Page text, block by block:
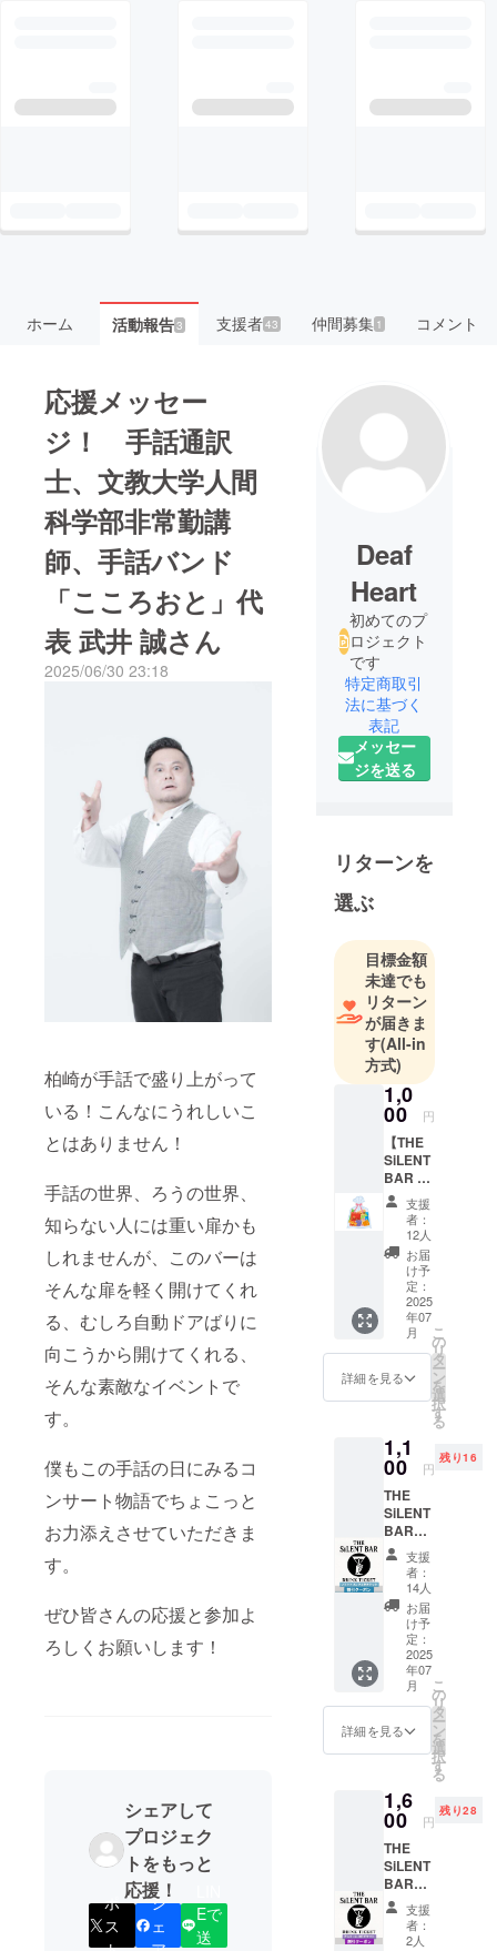
ホーム 活動報告3 支援者43 仲間募集 1 コメント
応援メッセー
ジ！ 手話通訳
士、文教大学人間
科学部非常勤講
師、手話バンド
「こころおと」代
表 武井 誠さん
2025/06/30 23:18
柏崎が手話で盛り上がって
いる！こんなにうれしいこ
とはありません！
手話の世界、ろうの世界、
知らない人には重い扉かも
しれませんが、このバーは
そんな扉を軽く開けてくれ
る、むしろ自動ドアばりに
向こうから開けてくれる、
そんな素敵なイベントで
す。
僕もこの手話の日にみるコ
ンサート物語でちょこっと
お力添えさせていただきま
す。
ぜひ皆さんの応援と参加よ
ろしくお願いします！
シェアして
プロジェク
トをもっと
応援！
ポ
ス
シ
ェ
Eで
送
Deaf
Heart
初めてのプ
ロジェクト
です
特定商取引
法に基づく
表記
メッセー
ジを送る
リターンを
選ぶ
目標金額
未達でも
リターン
が届きま
す(All-in
方式)
1,0
00 円
【THE
SiLENT
BAR で
子供た
ちに駄
菓子を
あげら
れる
券】 こ
のプラ
ンはた
だ、サ
イレン
トバー
にきた
子供た
菓子を
上げる
ことが
できる
チケッ
トで
す。愛
情のこ
もった
リター
ンにな
りま
す。 ・
あげる
子供た
ちは中
学生以
駄菓子
は内容
は
THESiL
ENT
BARス
タッフ
に一任
して頂
支援
者：
12人
お届
け予
定：
2025
年07
月
詳細を見る
こ
の
リ
タ
ー
ン
を
選
択
す
る
1,1
00 円
残り16
THE
SiLENT
BAR
ソフト
ドリン
ク3杯チ
ケッ
ト 割
引クー
ポン
【ソフ
トドリ
ンク3杯
チケッ
ト 割
引クー
・ザ・
サイレ
ント
バーに
てソフ
トドリ
ンク3杯
を約150
円引き
支援
者：
14人
お届
け予
定：
2025
年07
月
詳細を見る
こ
の
リ
タ
ー
ン
を
選
択
す
る
1,6
00 円
残り28
THE
SiLENT
BAR
アル
コール3
杯チ
支援
者：
2人